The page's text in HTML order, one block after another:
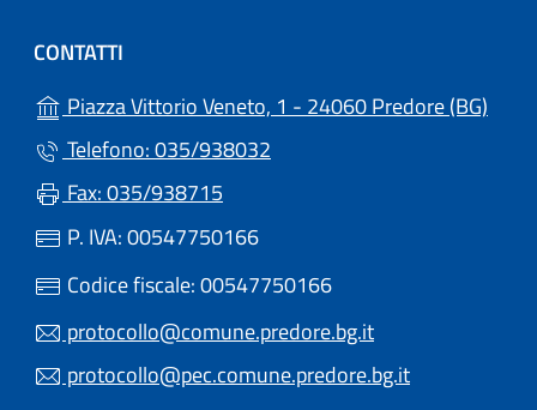
CONTATTI
Piazza Vittorio Veneto, 1 - 24060 Predore (BG)
Telefono: 035/938032
Fax: 035/938715
P. IVA: 00547750166
Codice fiscale: 00547750166
protocollo@comune.predore.bg.it
protocollo@pec.comune.predore.bg.it